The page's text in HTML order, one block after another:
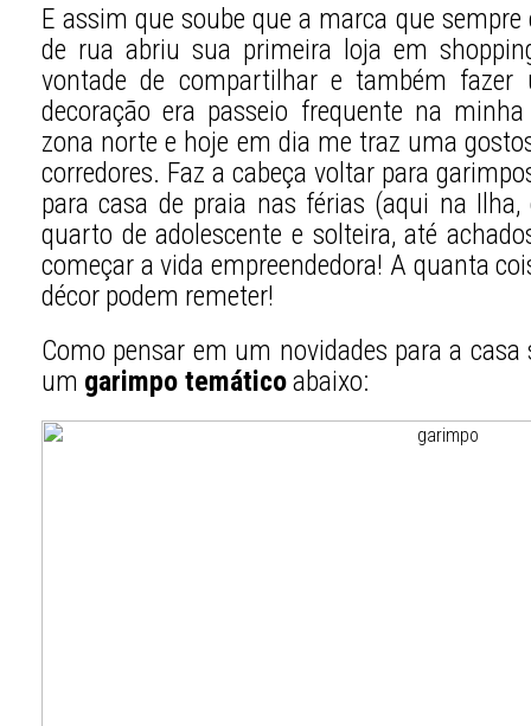
E assim que soube que a marca que
de rua abriu sua primeira loja em
vontade de compartilhar e também
decoração era passeio frequente na
zona norte e hoje em dia me traz uma
corredores. Faz a cabeça voltar para
para casa de praia nas férias (aqui na
quarto de adolescente e solteira, até
começar a vida empreendedora! A quanta
décor podem remeter!
Como pensar em um novidades para a
um garimpo temáticoabaixo: